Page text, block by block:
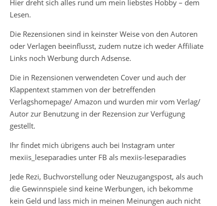
Hier dreht sich alles rund um mein liebstes Hobby – dem
Lesen.
Die Rezensionen sind in keinster Weise von den Autoren
oder Verlagen beeinflusst, zudem nutze ich weder Affiliate
Links noch Werbung durch Adsense.
Die in Rezensionen verwendeten Cover und auch der
Klappentext stammen von der betreffenden
Verlagshomepage/ Amazon und wurden mir vom Verlag/
Autor zur Benutzung in der Rezension zur Verfügung
gestellt.
Ihr findet mich übrigens auch bei Instagram unter
mexiis_leseparadies unter FB als mexiis-leseparadies
Jede Rezi, Buchvorstellung oder Neuzugangspost, als auch
die Gewinnspiele sind keine Werbungen, ich bekomme
kein Geld und lass mich in meinen Meinungen auch nicht